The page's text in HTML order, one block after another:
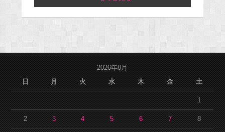
2026年8月
日
月 火 水 木 金 土
1
2 3 4 5 6 7 8